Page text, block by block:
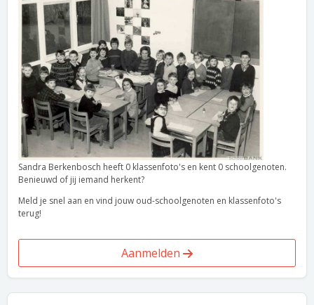
Sandra Berkenbosch heeft 0 klassenfoto's en kent 0 schoolgenoten.
Benieuwd of jij iemand herkent?
Meld je snel aan en vind jouw oud-schoolgenoten en klassenfoto's
terug!
Aanmelden